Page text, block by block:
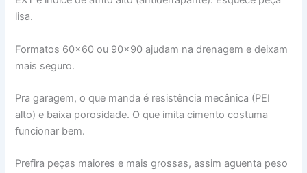
lisa.
Formatos 60×60 ou 90×90 ajudam na drenagem e deixam
mais seguro.
Pra garagem, o que manda é resistência mecânica (PEI
alto) e baixa porosidade. O que imita cimento costuma
funcionar bem.
Prefira peças maiores e mais grossas, assim aguenta peso